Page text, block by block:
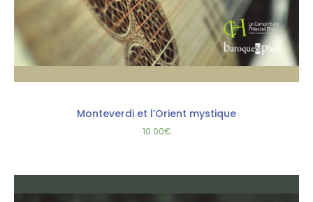
Monteverdi et l’Orient mystique
10.00€